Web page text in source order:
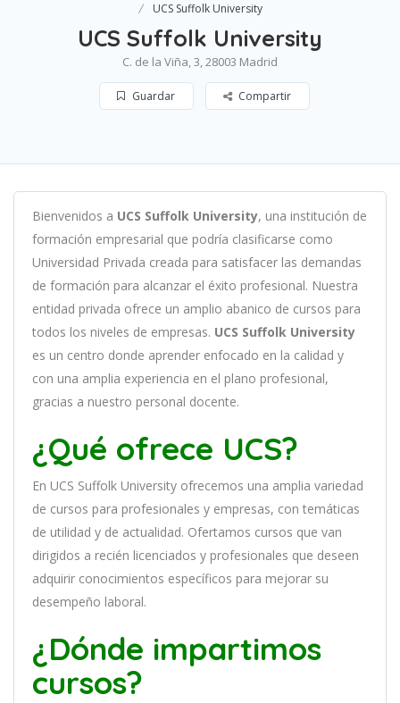
UCS Suffolk University
UCS Suffolk University
C. de la Viña, 3, 28003 Madrid
Guardar Compartir
Bienvenidos a UCS Suffolk University, una institución de
formación empresarial que podría clasificarse como
Universidad Privada creada para satisfacer las demandas
de formación para alcanzar el éxito profesional. Nuestra
entidad privada ofrece un amplio abanico de cursos para
todos los niveles de empresas. UCS Suffolk University
es un centro donde aprender enfocado en la calidad y
con una amplia experiencia en el plano profesional,
gracias a nuestro personal docente.
¿Qué ofrece UCS?
En UCS Suffolk University ofrecemos una amplia variedad
de cursos para profesionales y empresas, con temáticas
de utilidad y de actualidad. Ofertamos cursos que van
dirigidos a recién licenciados y profesionales que deseen
adquirir conocimientos específicos para mejorar su
desempeño laboral.
¿Dónde impartimos
cursos?